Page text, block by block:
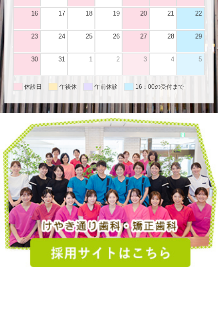
16 17 18 19 20 21 22
23 24 25 26 27 28 29
30 31 1 2 3 4 5
休診日 午後休 午前休診 16：00の受付まで